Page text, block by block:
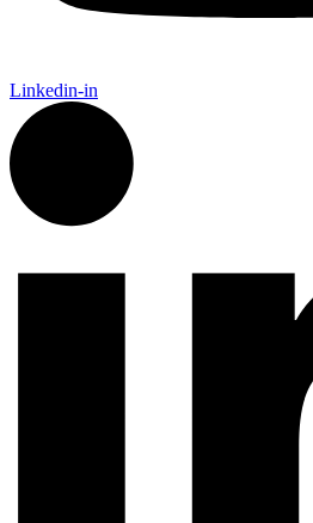
Linkedin-in